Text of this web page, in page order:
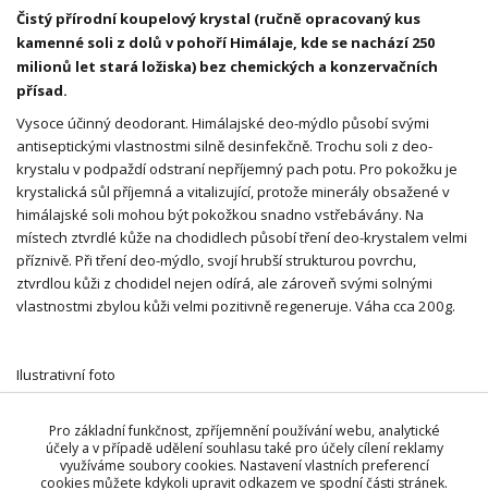
Čistý přírodní koupelový krystal (ručně opracovaný kus
kamenné soli z dolů v pohoří Himálaje, kde se nachází 250
milionů let stará ložiska) bez chemických a konzervačních
přísad.
Vysoce účinný deodorant. Himálajské deo-mýdlo působí svými
antiseptickými vlastnostmi silně desinfekčně. Trochu soli z deo-
krystalu v podpaždí odstraní nepříjemný pach potu. Pro pokožku je
krystalická sůl příjemná a vitalizující, protože minerály obsažené v
himálajské soli mohou být pokožkou snadno vstřebávány. Na
místech ztvrdlé kůže na chodidlech působí tření deo-krystalem velmi
příznivě. Při tření deo-mýdlo, svojí hrubší strukturou povrchu,
ztvrdlou kůži z chodidel nejen odírá, ale zároveň svými solnými
vlastnostmi zbylou kůži velmi pozitivně regeneruje. Váha cca 200g.
Ilustrativní foto
Zboží zařazeno v kategoriích
Dárky pro krásu a radost
Pro základní funkčnost, zpříjemnění používání webu, analytické
účely a v případě udělení souhlasu také pro účely cílení reklamy
využíváme soubory cookies. Nastavení vlastních preferencí
cookies můžete kdykoli upravit odkazem ve spodní části stránek.